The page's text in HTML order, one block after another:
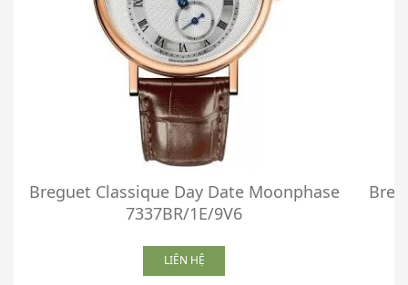
Breguet Classique Day Date Moonphase
7337BR/1E/9V6
LIÊN HỆ